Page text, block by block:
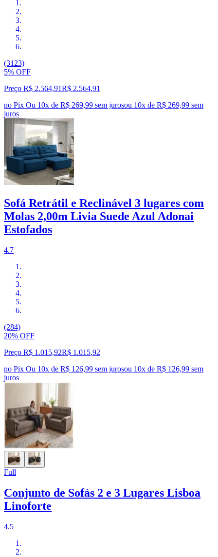
(3123)
5% OFF
Preço R$ 2.564,91R$ 2.564,91
no Pix Ou 10x de R$ 269,99 sem jurosou 10x de R$ 269,99 sem
juros
Sofá Retrátil e Reclinável 3 lugares com
Molas 2,00m Livia Suede Azul Adonai
Estofados
4.7
(284)
20% OFF
Preço R$ 1.015,92R$ 1.015,92
no Pix Ou 10x de R$ 126,99 sem jurosou 10x de R$ 126,99 sem
juros
Full
Conjunto de Sofás 2 e 3 Lugares Lisboa
Linoforte
4.5